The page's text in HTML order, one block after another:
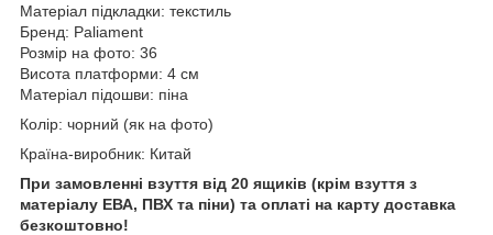
Матеріал підкладки: текстиль
Бренд: Paliament
Розмір на фото: 36
Висота платформи: 4 см
Матеріал підошви: піна
Колір: чорний (як на фото)
Країна-виробник: Китай
При замовленні взуття від 20 ящиків (крім взуття з
матеріалу ЕВА, ПВХ та піни) та оплаті на карту доставка
безкоштовно!